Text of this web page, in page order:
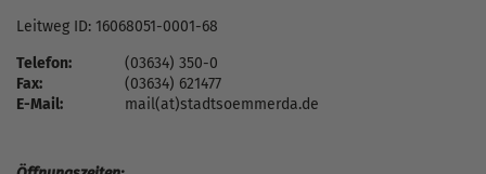
Leitweg ID: 16068051-0001-68
Telefon:
(03634) 350-0
Fax:
(03634) 621477
E-Mail:
mail(at)stadtsoemmerda.de